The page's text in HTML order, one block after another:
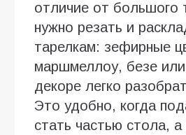
отличие от большого
нужно резать и
тарелкам: зефирные
маршмеллоу, безе
декоре легко
Это удобно, когда
стать частью стола,